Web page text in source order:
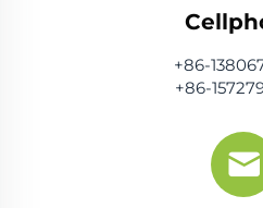
+86-
+86-